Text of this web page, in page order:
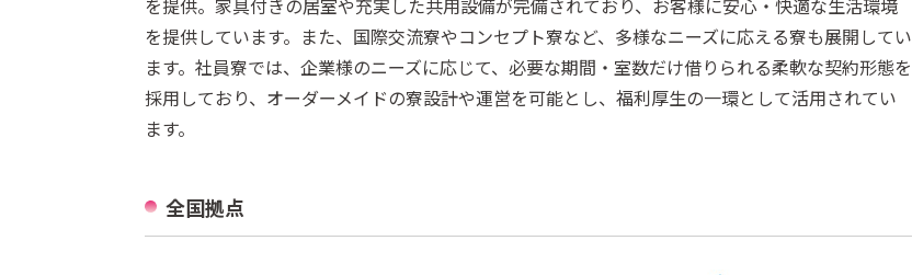
を提供。家具付きの居室や充実した共用設備が完備されており、お客様に安心・快適な生活環境
を提供しています。また、国際交流寮やコンセプト寮など、多様なニーズに応える寮も展開してい
ます。社員寮では、企業様のニーズに応じて、必要な期間・室数だけ借りられる柔軟な契約形態を
採用しており、オーダーメイドの寮設計や運営を可能とし、福利厚生の一環として活用されてい
ます。
全国拠点